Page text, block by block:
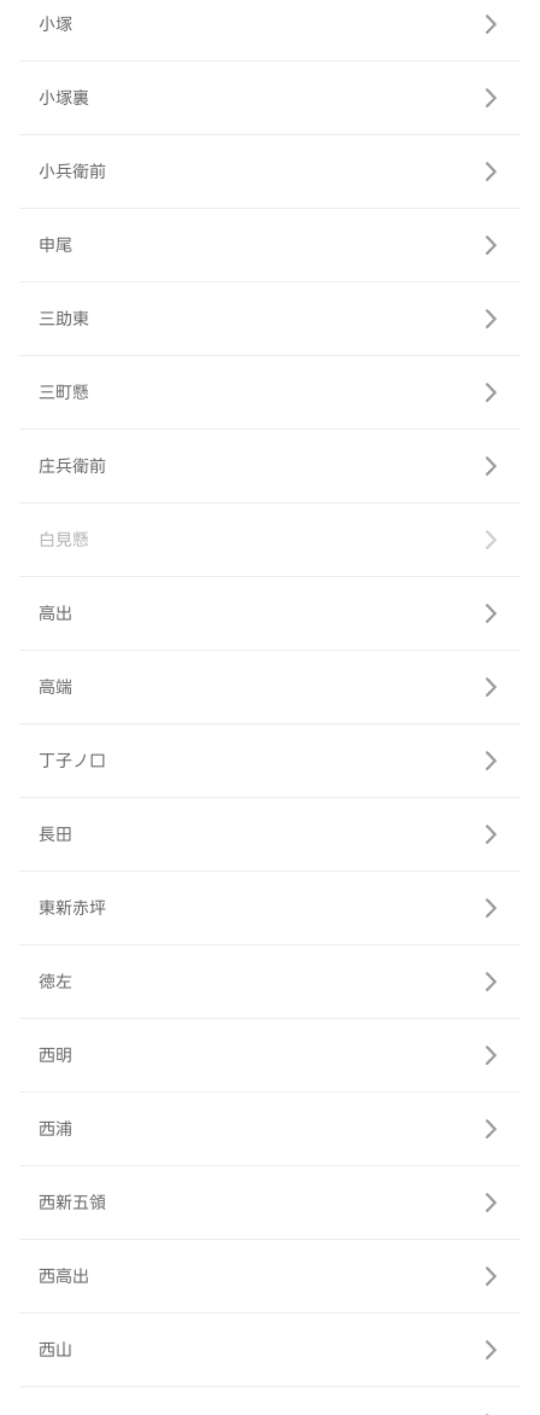
小塚
小塚裏
小兵衛前
申尾
三助東
三町懸
庄兵衛前
白見懸
高出
高端
丁子ノ口
長田
東新赤坪
徳左
西明
西浦
西新五領
西高出
西山